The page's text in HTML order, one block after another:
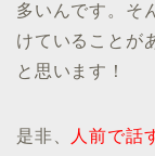
多いんです。そ
けていることが
と思います！
是非、 人前で話